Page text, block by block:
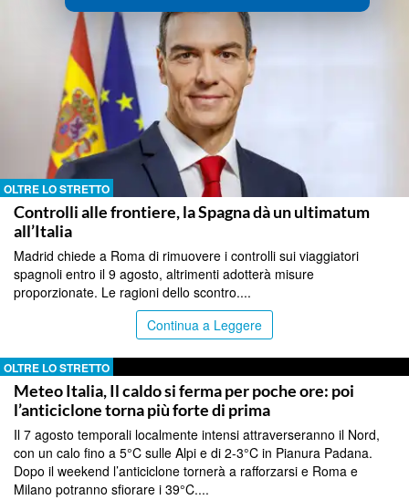
OLTRE LO STRETTO
Controlli alle frontiere, la Spagna dà un ultimatum
all’Italia
Madrid chiede a Roma di rimuovere i controlli sui viaggiatori
spagnoli entro il 9 agosto, altrimenti adotterà misure
proporzionate. Le ragioni dello scontro....
Continua a Leggere
OLTRE LO STRETTO
Meteo Italia, Il caldo si ferma per poche ore: poi
l’anticiclone torna più forte di prima
Il 7 agosto temporali localmente intensi attraverseranno il Nord,
con un calo fino a 5°C sulle Alpi e di 2-3°C in Pianura Padana.
Dopo il weekend l’anticiclone tornerà a rafforzarsi e Roma e
Milano potranno sfiorare i 39°C....